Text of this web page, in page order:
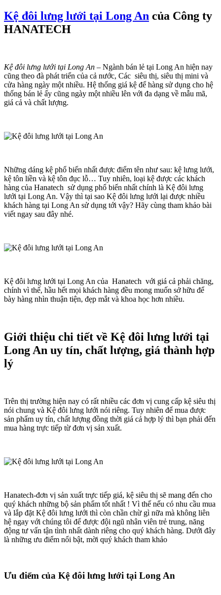
Kệ đôi lưng lưới tại Long An của Công ty
HANATECH
Kệ đôi lưng lưới tại Long An – Ngành bán lẻ tại Long An hiện nay
cũng theo đà phát triển của cả nước, Các siêu thị, siêu thị mini và
cửa hàng ngày một nhiều. Hệ thống giá kệ để hàng sử dụng cho hệ
thống bán lẻ ấy cũng ngày một nhiều lên với đa dạng về mẫu mã,
giá cả và chất lượng.
Những dáng kệ phổ biến nhất được điểm tên như sau: kệ lưng lưới,
kệ tôn liền và kệ tôn đục lỗ… Tuy nhiên, loại kệ được các khách
hàng của Hanatech sử dụng phổ biến nhất chính là Kệ đôi lưng
lưới tại Long An. Vậy thì tại sao Kệ đôi lưng lưới lại được nhiều
khách hàng tại Long An sử dụng tới vậy? Hãy cùng tham khảo bài
viết ngay sau đây nhé.
Kệ đôi lưng lưới tại Long An của Hanatech với giá cả phải chăng,
chính vì thế, hầu hết mọi khách hàng đều mong muốn sở hữu để
bày hàng nhìn thuận tiện, đẹp mắt và khoa học hơn nhiều.
Giới thiệu chi tiết về Kệ đôi lưng lưới tại
Long An uy tín, chất lượng, giá thành hợp
lý
Trên thị trường hiện nay có rất nhiều các đơn vị cung cấp kệ siêu thị
nói chung và Kệ đôi lưng lưới nói riêng. Tuy nhiên để mua được
sản phẩm uy tín, chất lượng đồng thời giá cả hợp lý thì bạn phải đến
mua hàng trực tiếp từ đơn vị sản xuất.
Hanatech-đơn vị sản xuất trực tiếp giá, kệ siêu thị sẽ mang đến cho
quý khách những bộ sản phẩm tốt nhất ! Vì thế nếu có nhu cầu mua
và lắp đặt Kệ đôi lưng lưới thì còn chần chừ gì nữa mà không liên
hệ ngay với chúng tôi để được đội ngũ nhân viên trẻ trung, năng
động tư vấn tận tình nhất dành riêng cho quý khách hàng. Dưới đây
là những ưu điểm nổi bật, mời quý khách tham khảo
Ưu điểm của Kệ đôi lưng lưới tại Long An